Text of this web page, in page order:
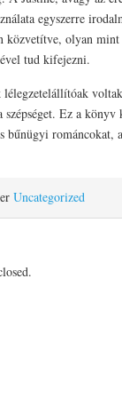
egyszerre
közvetítve, olyan
tud kifejezni.
szépséget. Ez a
bűnügyi románcokat,
Uncategorized